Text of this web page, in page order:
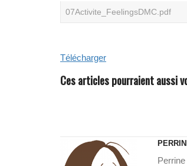
07Activite_FeelingsDMC.pdf
Télécharger
Ces articles pourraient aussi